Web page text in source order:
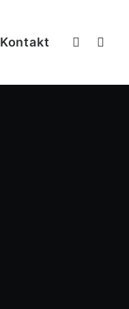
Kontakt